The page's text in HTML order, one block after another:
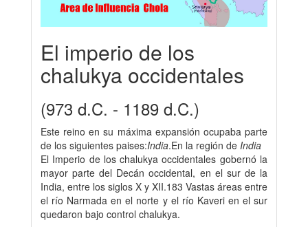
El imperio de los
chalukya occidentales
(973 d.C. - 1189 d.C.)
Este reino en su máxima expansión ocupaba parte
de los siguientes paises:India.En la región de India
El Imperio de los chalukya occidentales gobernó la
mayor parte del Decán occidental, en el sur de la
India, entre los siglos X y XII.183 Vastas áreas entre
el río Narmada en el norte y el río Kaveri en el sur
quedaron bajo control chalukya.